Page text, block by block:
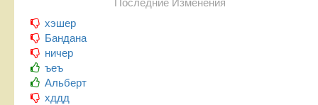
Последние Изменения
хэшер
Бандана
ничер
ъеъ
Альберт
хддд